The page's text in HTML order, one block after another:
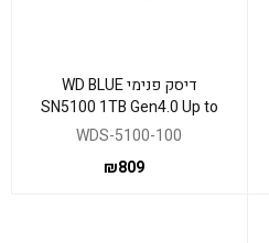
דיסק פנימי WD BLUE
SN5100 1TB Gen4.0 Up to
7100MB/S Read 2280
WDS-5100-100
₪809